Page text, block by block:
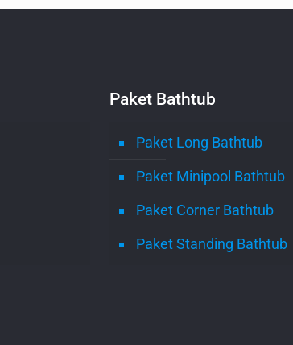
Paket Bathtub
Paket Long Bathtub
Paket Minipool Bathtub
Paket Corner Bathtub
Paket Standing Bathtub